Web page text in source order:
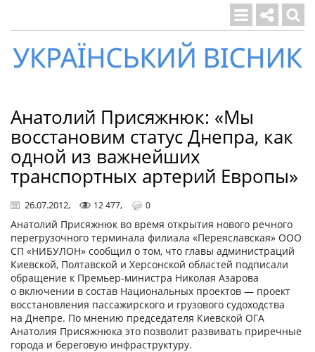
Український
вісник
Анатолий Присяжнюк: «Мы
восстановим статус Днепра, как
одной из важнейших
транспортных артерий Европы»
26.07.2012, 12 477, 0
Анатолий Присяжнюк во время открытия нового речного
перегрузочного терминала филиала «Переяславская» ООО
СП «НИБУЛОН» сообщил о том, что главы администраций
Киевской, Полтавской и Херсонской областей подписали
обращение к Премьер-министра Николая Азарова
о включении в состав Национальных проектов — проект
восстановления пассажирского и грузового судоходства
на Днепре. По мнению председателя Киевской ОГА
Анатолия Присяжнюка это позволит развивать приречные
города и береговую инфраструктуру.